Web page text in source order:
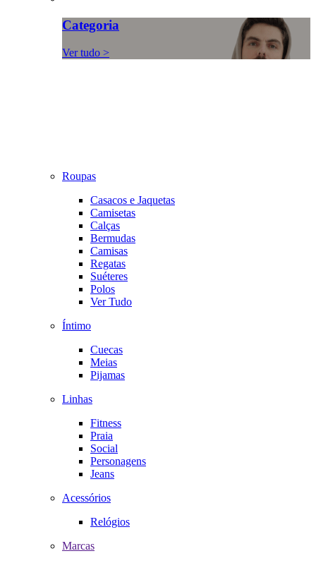
Categoria
Ver tudo >
Roupas
Casacos e Jaquetas
Camisetas
Calças
Bermudas
Camisas
Regatas
Suéteres
Polos
Ver Tudo
Íntimo
Cuecas
Meias
Pijamas
Linhas
Fitness
Praia
Social
Personagens
Jeans
Acessórios
Relógios
Marcas